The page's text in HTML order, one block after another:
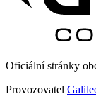
Oficiální stránky
Provozovatel